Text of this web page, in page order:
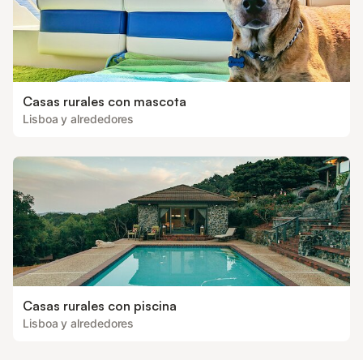
Casas rurales con mascota
Lisboa y alrededores
Casas rurales con piscina
Lisboa y alrededores